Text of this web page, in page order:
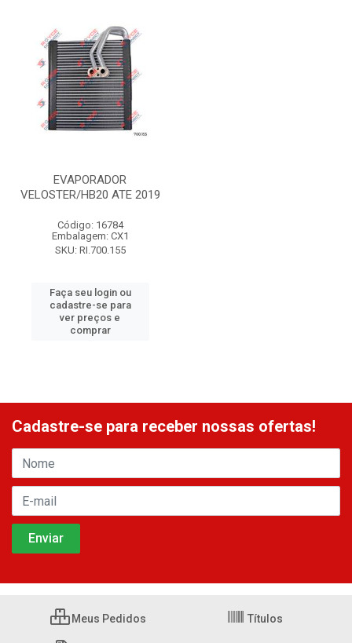
EVAPORADOR
VELOSTER/HB20 ATE 2019
Código: 16784
Embalagem: CX1
SKU: RI.700.155
Faça seu login ou
cadastre-se para
ver preços e
comprar
Cadastre-se para receber nossas ofertas!
Meus Pedidos Títulos